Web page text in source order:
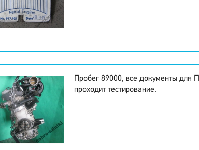
Пробег 89000, все документы
проходит тестирование.